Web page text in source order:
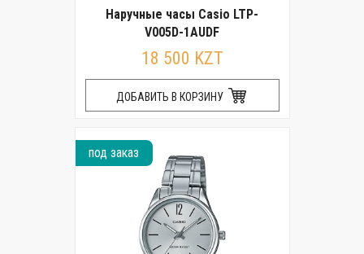
Наручные часы Casio LTP-
V005D-1AUDF
18 500 KZT
ДОБАВИТЬ В КОРЗИНУ
под заказ